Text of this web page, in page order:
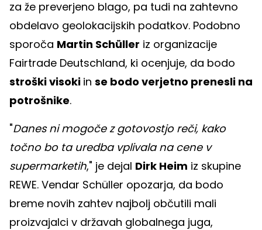
za že preverjeno blago, pa tudi na zahtevno
obdelavo geolokacijskih podatkov. Podobno
sporoča Martin Schüller iz organizacije
Fairtrade Deutschland, ki ocenjuje, da bodo
stroški visoki in se bodo verjetno prenesli na
potrošnike.
"Danes ni mogoče z gotovostjo reči, kako
točno bo ta uredba vplivala na cene v
supermarketih," je dejal Dirk Heim iz skupine
REWE. Vendar Schüller opozarja, da bodo
breme novih zahtev najbolj občutili mali
proizvajalci v državah globalnega juga,